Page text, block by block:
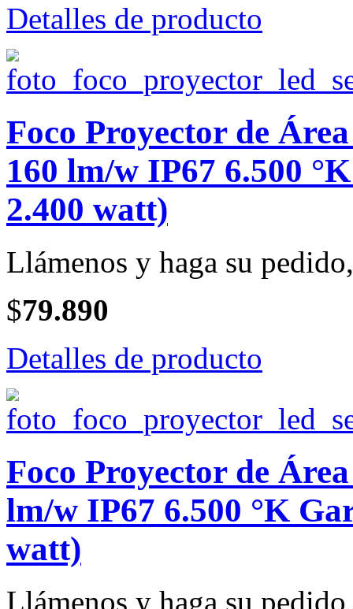
Detalles de producto
Foco Proyector de
160 lm/w IP67 6.500
2.400 watt)
Llámenos y haga su
$79.890
Detalles de producto
Foco Proyector de
lm/w IP67 6.500 °K
watt)
Llámenos y haga su